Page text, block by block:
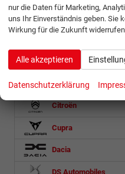
Baic
BMW
BYD
Citroën
Cupra
Dacia
DS Automobiles
nur die Daten für Marketing,
uns Ihr Einverständnis geben. Sie
Wirkung für die Zukunft
Alle akzeptieren
Datenschutzerklärung